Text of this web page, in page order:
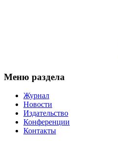
Меню раздела
Журнал
Новости
Издательство
Конференции
Контакты